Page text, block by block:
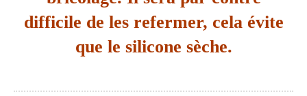
difficile de les refermer, cela évite
que le silicone sèche.